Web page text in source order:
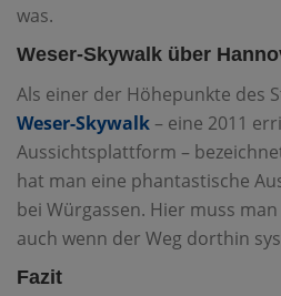
was.
Weser-Skywalk über
Als einer der Höhepunkte des
Weser-Skywalk– eine 2011
Aussichtsplattform –
hat man eine phantastische
bei Würgassen. Hier muss
auch wenn der Weg dorthin
Fazit